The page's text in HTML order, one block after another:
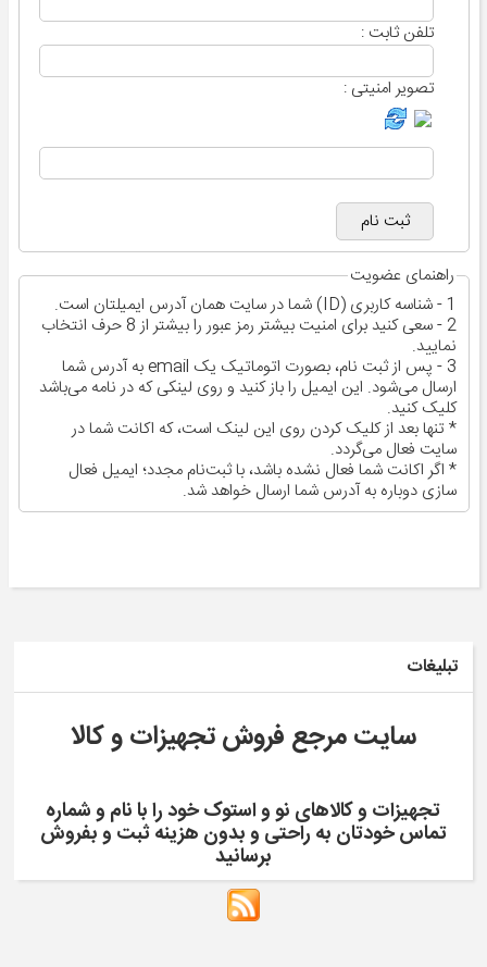
تلفن ثابت :
تصویر امنیتی :
راهنمای عضویت
1 - شناسه کاربری (ID) شما در سایت همان آدرس ایمیلتان است.
2 - سعی کنید برای امنیت بیشتر رمز عبور را بیشتر از 8 حرف انتخاب
نمایید.
3 - پس از ثبت نام، بصورت اتوماتیک یک email به آدرس شما
ارسال می‌شود. این ایمیل را باز کنید و روی لینکی که در نامه می‌باشد
کلیک کنید.
* تنها بعد از کلیک کردن روی این لینک است، که اکانت شما در
سایت فعال می‌گردد.
* اگر اکانت شما فعال نشده باشد، با ثبت‌نام مجدد؛ ایمیل فعال
سازی دوباره به آدرس شما ارسال خواهد شد.
تبلیغات
سایت مرجع فروش تجهیزات و کالا
تجهیزات و کالاهای نو و استوک خود را با نام و شماره
تماس خودتان به راحتی و بدون هزینه ثبت و بفروش
برسانید